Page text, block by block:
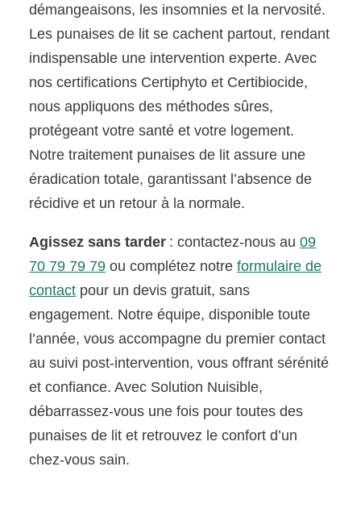
démangeaisons, les insomnies et la nervosité.
Les punaises de lit se cachent partout, rendant
indispensable une intervention experte. Avec
nos certifications Certiphyto et Certibiocide,
nous appliquons des méthodes sûres,
protégeant votre santé et votre logement.
Notre traitement punaises de lit assure une
éradication totale, garantissant l’absence de
récidive et un retour à la normale.
Agissez sans tarder : contactez-nous au09
70 79 79 79 ou complétez notreformulaire de
contact pour un devis gratuit, sans
engagement. Notre équipe, disponible toute
l’année, vous accompagne du premier contact
au suivi post-intervention, vous offrant sérénité
et confiance. Avec Solution Nuisible,
débarrassez-vous une fois pour toutes des
punaises de lit et retrouvez le confort d’un
chez-vous sain.